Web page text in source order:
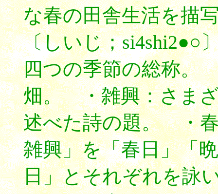
な春の田舎生活を描
〔しいじ；si4shi2●○
四つの季節の総称。
畑。 ・雑興：さま
述べた詩の題。 ・
雑興」を「春日」「
日」とそれぞれを詠